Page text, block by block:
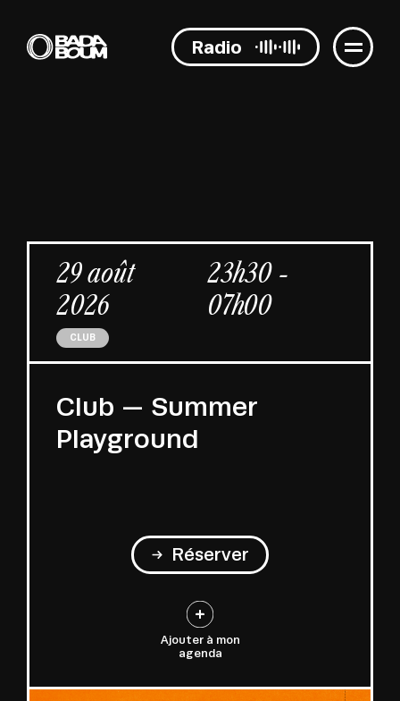
Radio
29 août
2026
23h30 -
07h00
CLUB
Club — Summer
Playground
Réserver
Ajouter à mon
agenda